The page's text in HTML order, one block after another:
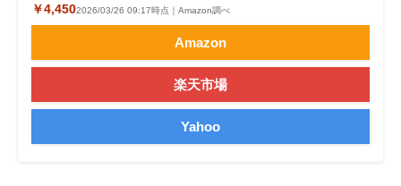
￥4,4502026/03/26 09:17時点｜Amazon調べ
Amazon
楽天市場
Yahoo